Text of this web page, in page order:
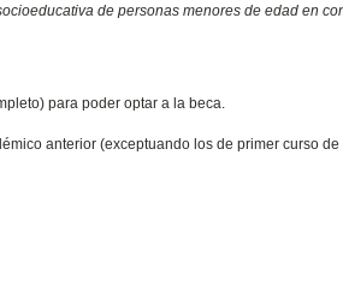
de personas menores de edad en
para poder optar a la beca.
anterior (exceptuando los de primer curso de